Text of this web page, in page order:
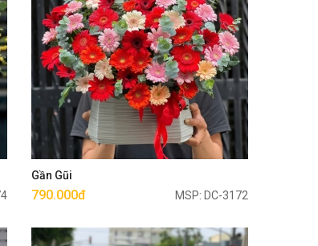
Gần Gũi
790.000đ MSP: DC-3172
Mua ngay